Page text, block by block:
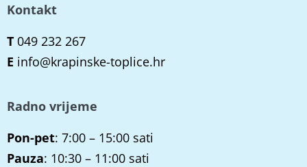
Kontakt
T 049 232 267
E info@krapinske-toplice.hr
Radno vrijeme
Pon-pet: 7:00 – 15:00 sati
Pauza: 10:30 – 11:00 sati